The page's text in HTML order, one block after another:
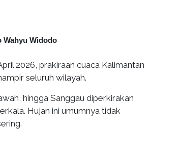
Wahyu Widodo
2026, prakiraan cuaca Kalimantan
seluruh wilayah.
hingga Sanggau diperkirakan
Hujan ini umumnya tidak